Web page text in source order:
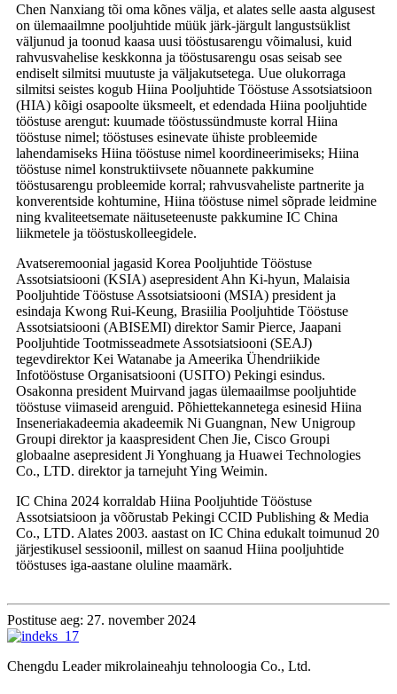
Chen Nanxiang tõi oma kõnes välja, et alates selle aasta algusest
on ülemaailmne pooljuhtide müük järk-järgult langustsüklist
väljunud ja toonud kaasa uusi tööstusarengu võimalusi, kuid
rahvusvahelise keskkonna ja tööstusarengu osas seisab see
endiselt silmitsi muutuste ja väljakutsetega. Uue olukorraga
silmitsi seistes kogub Hiina Pooljuhtide Tööstuse Assotsiatsioon
(HIA) kõigi osapoolte üksmeelt, et edendada Hiina pooljuhtide
tööstuse arengut: kuumade tööstussündmuste korral Hiina
tööstuse nimel; tööstuses esinevate ühiste probleemide
lahendamiseks Hiina tööstuse nimel koordineerimiseks; Hiina
tööstuse nimel konstruktiivsete nõuannete pakkumine
tööstusarengu probleemide korral; rahvusvaheliste partnerite ja
konverentside kohtumine, Hiina tööstuse nimel sõprade leidmine
ning kvaliteetsemate näituseteenuste pakkumine IC China
liikmetele ja tööstuskolleegidele.
Avatseremoonial jagasid Korea Pooljuhtide Tööstuse
Assotsiatsiooni (KSIA) asepresident Ahn Ki-hyun, Malaisia ​​
Pooljuhtide Tööstuse Assotsiatsiooni (MSIA) president ja
esindaja Kwong Rui-Keung, Brasiilia Pooljuhtide Tööstuse
Assotsiatsiooni (ABISEMI) direktor Samir Pierce, Jaapani
Pooljuhtide Tootmisseadmete Assotsiatsiooni (SEAJ)
tegevdirektor Kei Watanabe ja Ameerika Ühendriikide
Infotööstuse Organisatsiooni (USITO) Pekingi esindus.
Osakonna president Muirvand jagas ülemaailmse pooljuhtide
tööstuse viimaseid arenguid. Põhiettekannetega esinesid Hiina
Inseneriakadeemia akadeemik Ni Guangnan, New Unigroup
Groupi direktor ja kaaspresident Chen Jie, Cisco Groupi
globaalne asepresident Ji Yonghuang ja Huawei Technologies
Co., LTD. direktor ja tarnejuht Ying Weimin.
IC China 2024 korraldab Hiina Pooljuhtide Tööstuse
Assotsiatsioon ja võõrustab Pekingi CCID Publishing & Media
Co., LTD. Alates 2003. aastast on IC China edukalt toimunud 20
järjestikusel sessioonil, millest on saanud Hiina pooljuhtide
tööstuses iga-aastane oluline maamärk.
Postituse aeg: 27. november 2024
Chengdu Leader mikrolaineahju tehnoloogia Co., Ltd.